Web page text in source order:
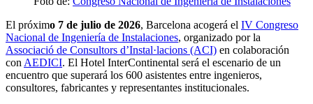
El próximo 7 de julio de 2026, Barcelona acogerá el IV Congreso
Nacional de Ingeniería de Instalaciones, organizado por la
Associació de Consultors d’Instal·lacions (ACI) en colaboración
con AEDICI. El Hotel InterContinental será el escenario de un
encuentro que superará los 600 asistentes entre ingenieros,
consultores, fabricantes y representantes institucionales.